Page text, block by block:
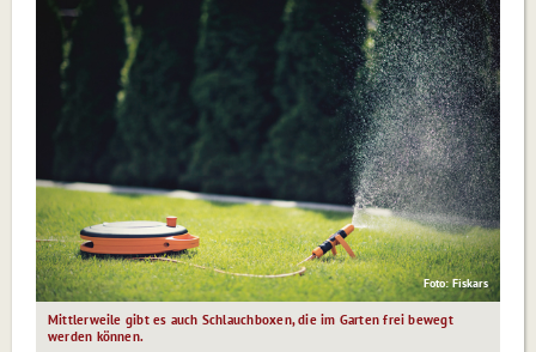
Foto: Fiskars
Mittlerweile gibt es auch Schlauchboxen, die im Garten frei bewegt
werden können.